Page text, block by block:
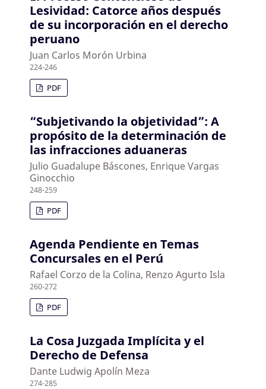
Lesividad: Catorce años después
de su incorporación en el derecho
peruano
Juan Carlos Morón Urbina
224-246
PDF
“Subjetivando la objetividad”: A
propósito de la determinación de
las infracciones aduaneras
Julio Guadalupe Báscones, Enrique Vargas
Ginocchio
248-259
PDF
Agenda Pendiente en Temas
Concursales en el Perú
Rafael Corzo de la Colina, Renzo Agurto Isla
260-272
PDF
La Cosa Juzgada Implícita y el
Derecho de Defensa
Dante Ludwig Apolín Meza
274-285